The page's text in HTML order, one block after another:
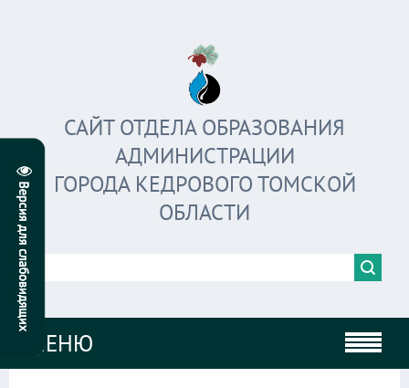
САЙТ ОТДЕЛА ОБРАЗОВАНИЯ
АДМИНИСТРАЦИИ
ГОРОДА КЕДРОВОГО ТОМСКОЙ
ОБЛАСТИ
МЕНЮ